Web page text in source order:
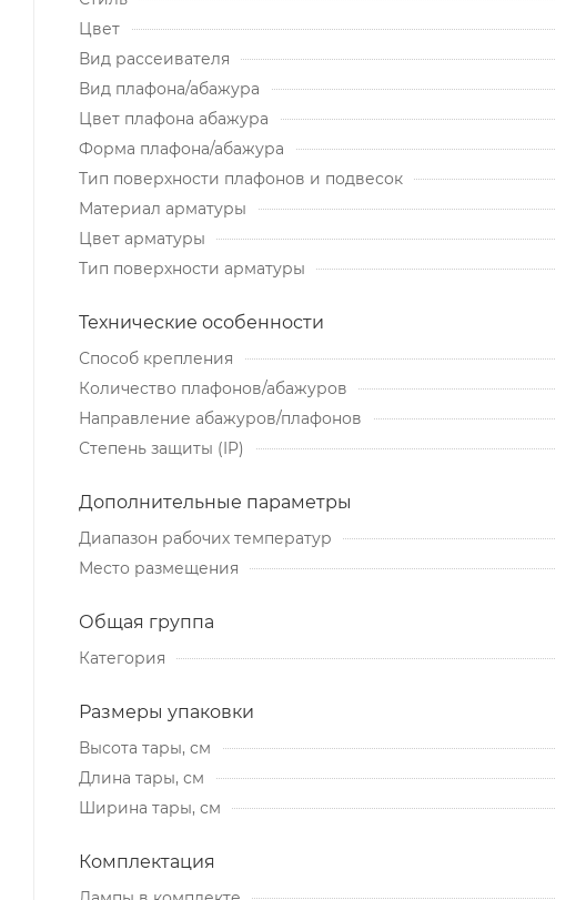
Цвет
Вид рассеивателя
Вид плафона/абажура
Цвет плафона абажура
Форма плафона/абажура
Тип поверхности плафонов и подвесок
Материал арматуры
Цвет арматуры
Тип поверхности арматуры
Технические особенности
Способ крепления
Количество плафонов/абажуров
Направление абажуров/плафонов
Степень защиты (IP)
Дополнительные параметры
Диапазон рабочих температур
Место размещения
Общая группа
Категория
Размеры упаковки
Высота тары, см
Длина тары, см
Ширина тары, см
Комплектация